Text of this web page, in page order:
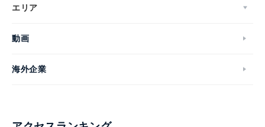
エリア
動画
海外企業